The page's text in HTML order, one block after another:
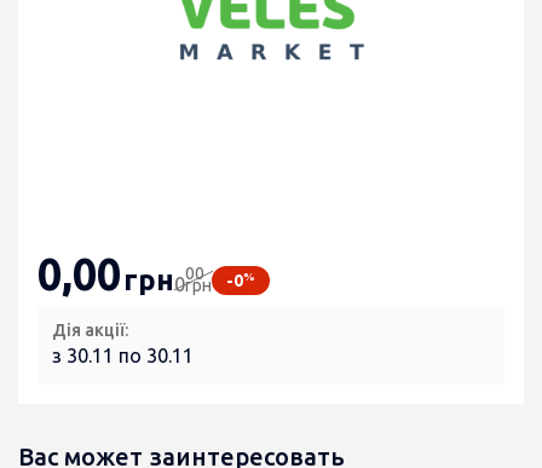
0,00грн000
грн -0%
Дія акції:
з 30.11 по 30.11
Вас может заинтересовать